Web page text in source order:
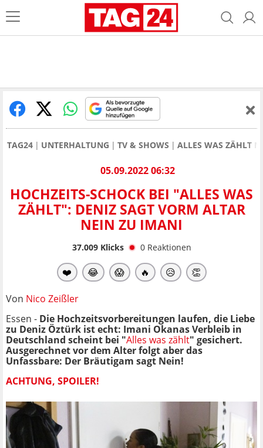
TAG24 UNTERHALTUNG TV & SHOWS ALLES WAS ZÄHLT
05.09.2022 06:32
HOCHZEITS-SCHOCK BEI "ALLES WAS
ZÄHLT": DENIZ SAGT VORM ALTAR
NEIN ZU IMANI
37.009Klicks 0 Reaktionen
❤️ 😂 😱 🔥 😥 👏
Von Nico Zeißler
Essen - Die Hochzeitsvorbereitungen laufen, die Liebe
zu Deniz Öztürk ist echt: Imani Okanas Verbleib in
Deutschland scheint bei "Alles was zählt" gesichert.
Ausgerechnet vor dem Alter folgt aber das
Unfassbare: Der Bräutigam sagt Nein!
ACHTUNG, SPOILER!